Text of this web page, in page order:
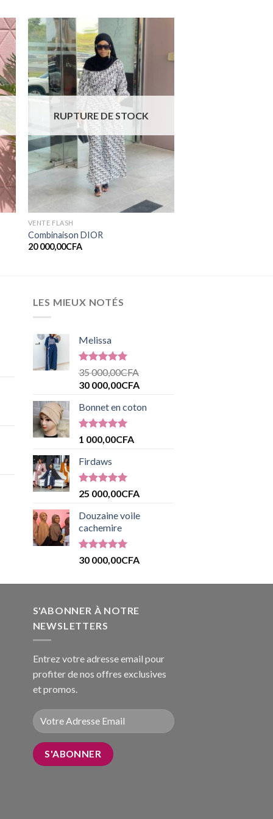
Ajouter
à la liste
souhaits
RUPTURE DE STOCK
VENTE FLASH
Combinaison DIOR
20 000,00CFA
LES MIEUX NOTÉS
Melissa
Note5.00
sur 5
35 000,00CFA
30 000,00CFA
Bonnet en coton
Note5.00
1 000,00CFA
Firdaws
Note5.00
25 000,00CFA
Douzaine voile
cachemire
Note5.00
30 000,00CFA
S'ABONNER À NOTRE
NEWSLETTERS
Entrez votre adresse email pour
profiter de nos offres exclusives
et promos.